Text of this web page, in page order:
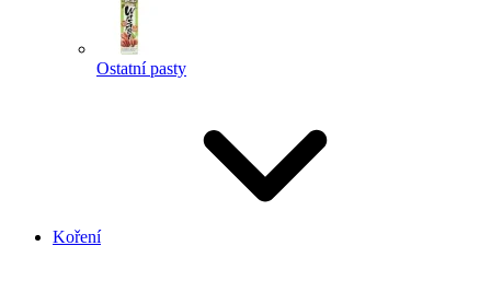
Ostatní pasty
Koření